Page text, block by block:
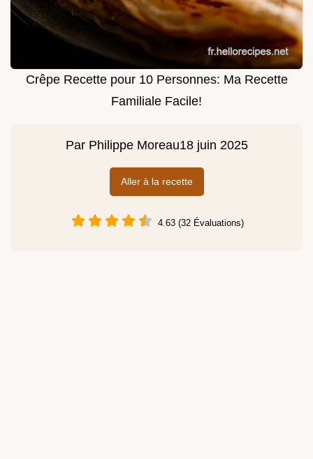
Crêpe Recette pour 10 Personnes: Ma Recette
Familiale Facile!
Par Philippe Moreau18 juin 2025
Aller à la recette
4.63 (32 Évaluations)